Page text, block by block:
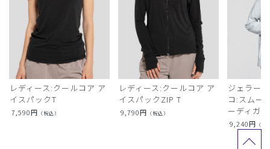
レディース:クールコア ア
イスパックT
7,590円 （税込）
レディース:クールコア ア
イスパックZIP T
9,790円 （税込）
ジェラー
コ:スムー
ーディガン
9,240円 （税